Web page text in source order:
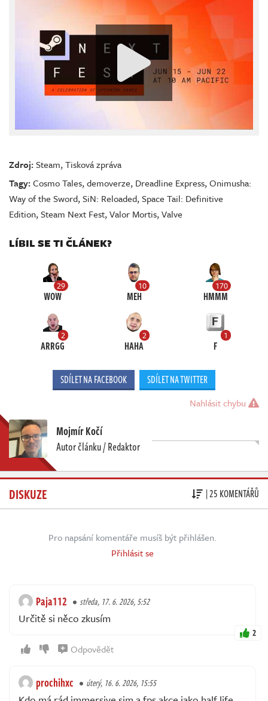
Zdroj:Steam,Tisková zpráva
Tagy:Cosmo Tales,demoverze, Dreadline Express,Onimusha:
Way of the Sword,SiN: Reloaded,Space Tail: Definitive
Edition,Steam Next Fest,Valor Mortis,Valve
LÍBIL SE TI ČLÁNEK?
29
WOW
10
MEH
170
HMMM
2
ARRGG
2
HAHA
1
F
SDÍLET NA FACEBOOK SDÍLET NA TWITTER
Nahlásit chybu
Mojmír Kočí
Autor článku / Redaktor
DISKUZE | 25 KOMENTÁŘŮ
Pro napsání komentáře musíš být přihlášen.
Přihlásit se
Paja112 středa, 17. 6. 2026, 5:52
Určitě si něco zkusím
2
Odpovědět
prochihxc úterý, 16. 6. 2026, 15:55